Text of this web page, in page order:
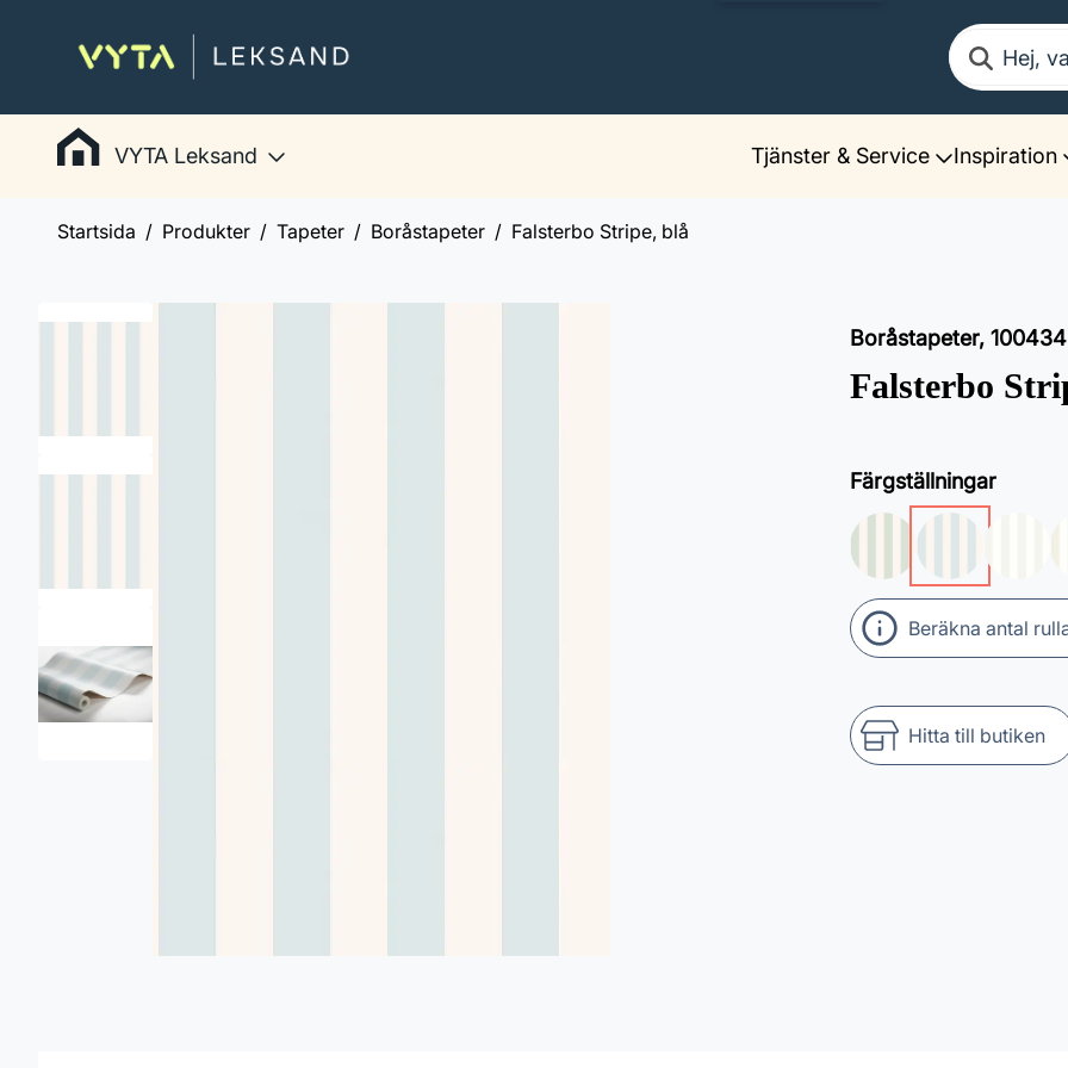
Sök
VYTA Leksand Tjänster & Service Inspiration
Startsida Produkter Tapeter Boråstapeter Falsterbo Stripe, blå
Boråstapeter, 100434
Falsterbo
Färgställningar
Beräkna antal
Hitta till butiken